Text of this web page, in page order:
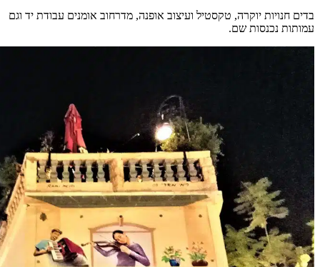
בדים חנויות יוקרה, טקסטיל ועיצוב אופנה, מדרחוב אומנים עבודת יד וגם
עמותות נכנסות שם.